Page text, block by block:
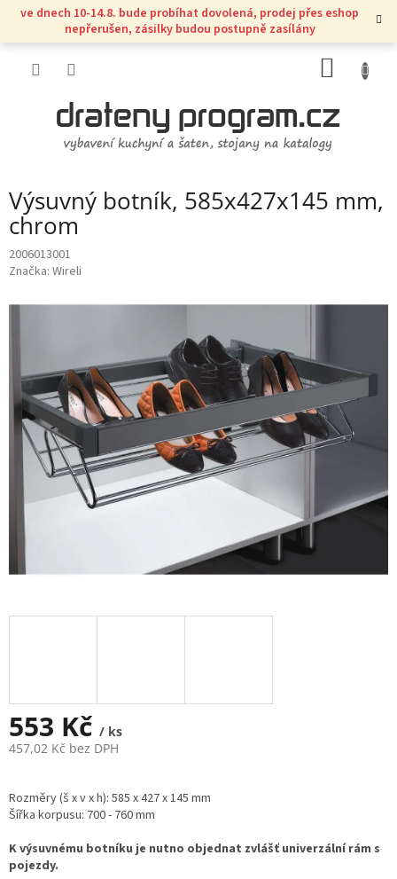
Přejít
obsah
ve dnech 10-14.8. bude probíhat dovolená, prodej přes eshop
nepřerušen, zásilky budou postupně zasílány
KOŠÍK
Výsuvný botník, 585x427x145 mm,
chrom
2006013001
Značka: Wireli
553 Kč / ks
457,02 Kč bez DPH
cena:
Rozměry (š x v x h): 585 x 427 x 145 mm
Šířka korpusu: 700 - 760 mm
K výsuvnému botníku je nutno objednat zvlášť univerzální rám s
pojezdy.